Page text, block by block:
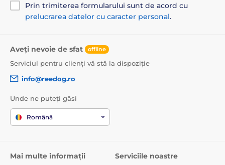
Prin trimiterea formularului sunt de acord cu
prelucrarea datelor cu caracter personal.
Aveți nevoie de sfat offline
Serviciul pentru clienți vă stă la dispoziție
info@reedog.ro
Unde ne puteți găsi
Română
Mai multe informații Serviciile noastre